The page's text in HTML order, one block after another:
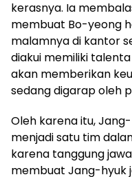
kerasnya. Ia
membuat Bo-yeong
malamnya di kantor
diakui memiliki
akan memberikan
sedang digarap oleh
Oleh karena itu,
menjadi satu tim
karena tanggung
membuat Jang-hyuk